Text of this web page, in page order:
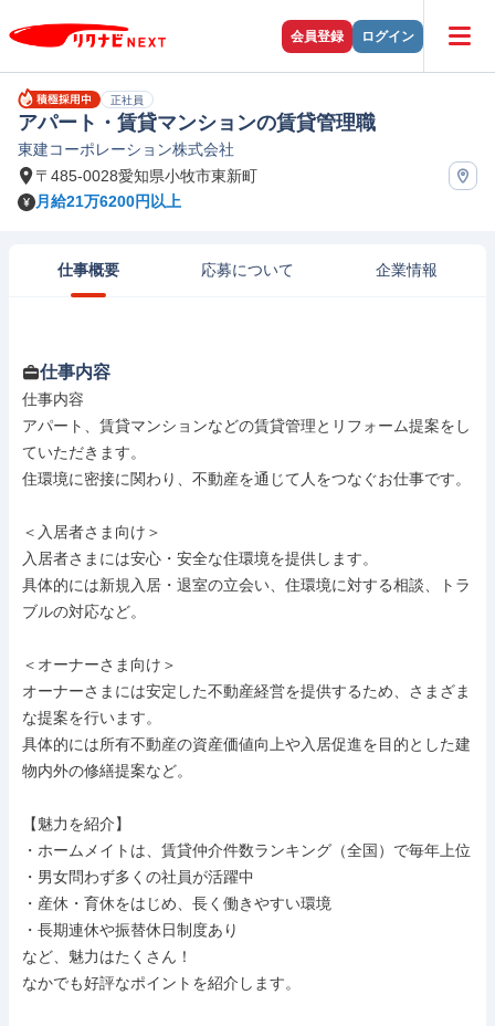
会員登録 ログイン
正社員
アパート・賃貸マンションの賃貸管理職
東建コーポレーション株式会社
〒485-0028愛知県小牧市東新町
月給21万6200円以上
仕事概要 応募について 企業情報
仕事内容
仕事内容
アパート、賃貸マンションなどの賃貸管理とリフォーム提案をし
ていただきます。
住環境に密接に関わり、不動産を通じて人をつなぐお仕事です。
＜入居者さま向け＞
入居者さまには安心・安全な住環境を提供します。
具体的には新規入居・退室の立会い、住環境に対する相談、トラ
ブルの対応など。
＜オーナーさま向け＞
オーナーさまには安定した不動産経営を提供するため、さまざま
な提案を行います。
具体的には所有不動産の資産価値向上や入居促進を目的とした建
物内外の修繕提案など。
【魅力を紹介】
・ホームメイトは、賃貸仲介件数ランキング（全国）で毎年上位
・男女問わず多くの社員が活躍中
・産休・育休をはじめ、長く働きやすい環境
・長期連休や振替休日制度あり
など、魅力はたくさん！
なかでも好評なポイントを紹介します。